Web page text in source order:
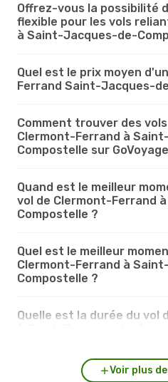
Offrez-vous la possibilité
flexible pour les vols
à Saint-Jacques-de-
Quel est le prix moyen
Ferrand Saint-Jacques-
Comment trouver des
Clermont-Ferrand à
Compostelle sur
Quand est le meilleur
vol de Clermont-Ferrand
Compostelle ?
Quel est le meilleur
Clermont-Ferrand à
Compostelle ?
Quelle est la durée du vol
Voir plus